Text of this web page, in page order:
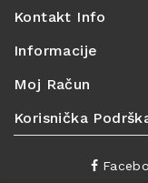
Kontakt Info
Informacije
Moj Račun
Korisnička